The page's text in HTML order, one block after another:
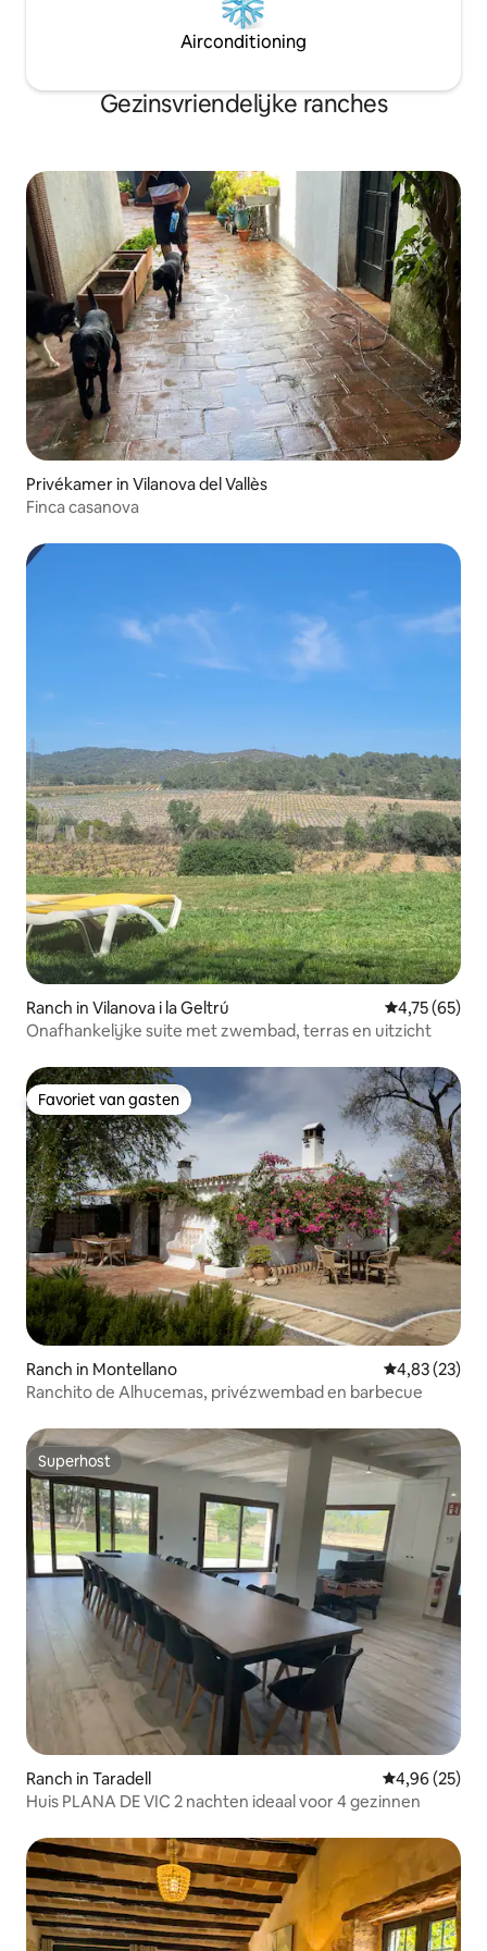
Airconditioning
Gezinsvriendelijke ranches
Privékamer in Vilanova del Vallès
Finca casanova
Ranch in Vilanova i la Geltrú Gemiddelde
4,75 (65)
Onafhankelijke suite met zwembad, terras en uitzicht
Favoriet van gasten
Favoriet van gasten
Ranch in Montellano Gemiddelde
4,83 (23)
Ranchito de Alhucemas, privézwembad en barbecue
Superhost
Superhost
Ranch in Taradell Gemiddelde
4,96 (25)
Huis PLANA DE VIC 2 nachten ideaal voor 4 gezinnen